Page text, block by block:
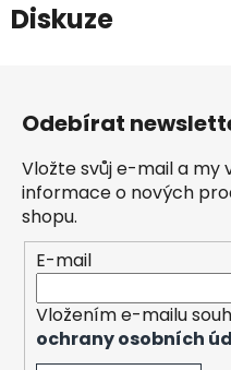
Diskuze
Odebírat
Vložte svůj e-mail a my
informace o nových
shopu.
E-mail
Vložením e-mailu
ochrany osobních